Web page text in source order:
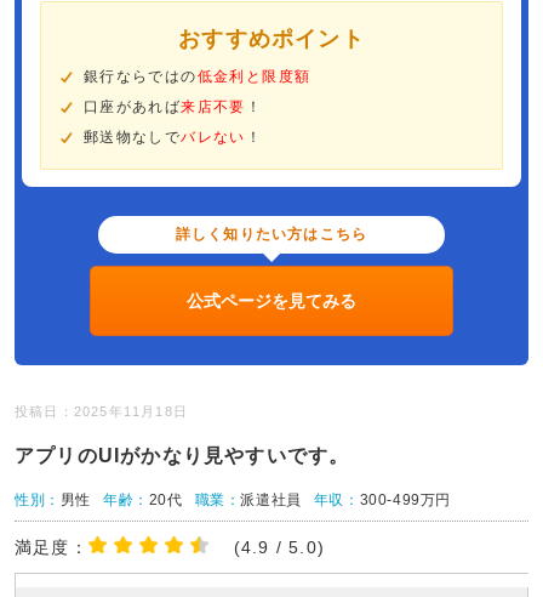
おすすめポイント
銀行ならではの低金利と限度額
口座があれば来店不要 ！
郵送物なしでバレない ！
詳しく知りたい方はこちら
公式ページを見てみる
投稿日：2025年11月18日
アプリのUIがかなり見やすいです。
性別： 男性 年齢： 20代 職業：派遣社員 年収： 300-499万円
満足度： (4.9 / 5.0)